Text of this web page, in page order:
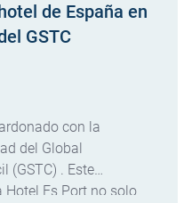
de España en
GSTC
con la
del Global
(GSTC) . Este
Es Port no solo